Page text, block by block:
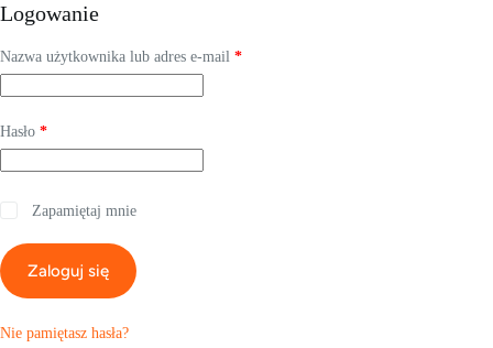
Logowanie
Nazwa użytkownika lub adres e-mail *Wymagane
Hasło *Wymagane
Zapamiętaj mnie
Zaloguj się
Nie pamiętasz hasła?